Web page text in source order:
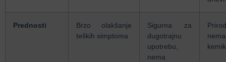
Prednosti
Brzo olakšanje
teških simptoma
Sigurna za
dugotrajnu
upotrebu,
nema
nema